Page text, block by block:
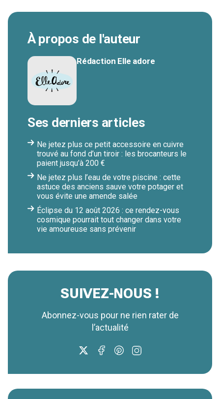
À propos de l'auteur
Rédaction Elle adore
Ses derniers articles
Ne jetez plus ce petit accessoire en cuivre
trouvé au fond d’un tiroir : les brocanteurs le
paient jusqu’à 200 €
Ne jetez plus l’eau de votre piscine : cette
astuce des anciens sauve votre potager et
vous évite une amende salée
Éclipse du 12 août 2026 : ce rendez-vous
cosmique pourrait tout changer dans votre
vie amoureuse sans prévenir
SUIVEZ-NOUS !
Abonnez-vous pour ne rien rater de
l’actualité